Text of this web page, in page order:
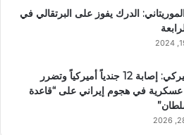
الدرك يفوز على البرتقالي في
إعلام أميركي: إصابة 12 جندياً أميركياً وتضرر
في هجوم إيراني على “قاعدة